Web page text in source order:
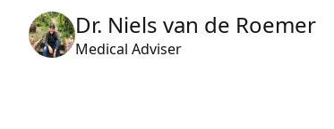
Dr. Niels van de Roemer
Medical Adviser